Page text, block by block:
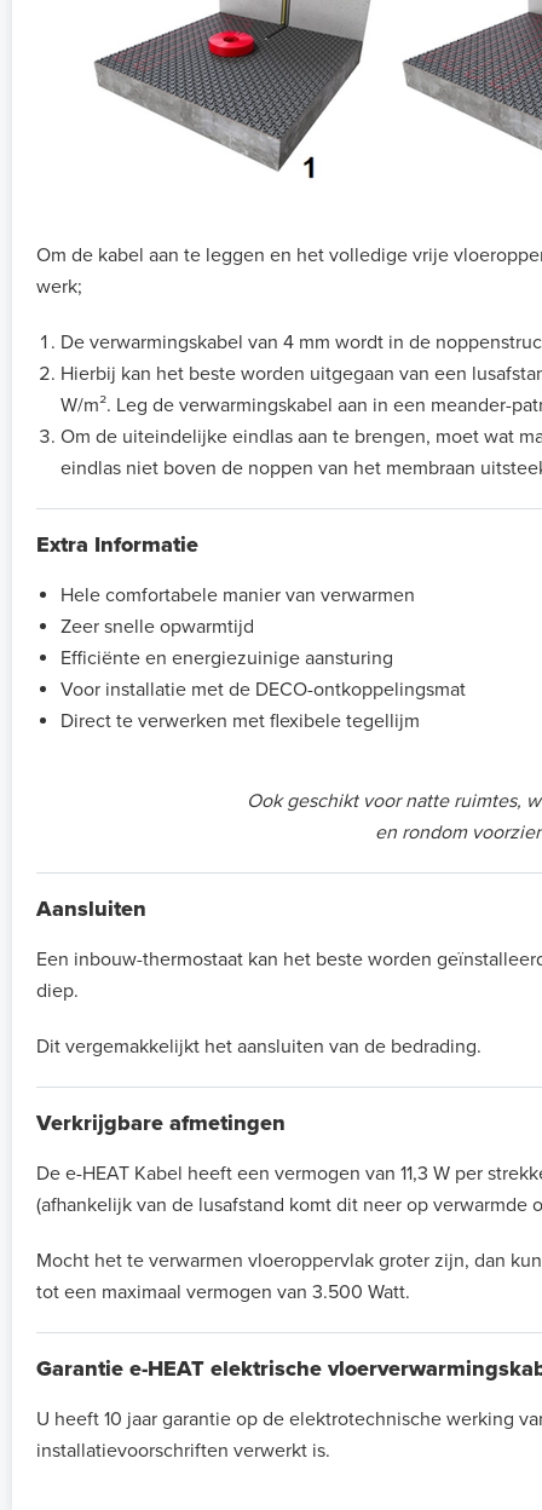
Om de kabel aan te leggen en het volledige vrije
werk;
De verwarmingskabel van 4 mm wordt in de
Hierbij kan het beste worden uitgegaan van een
W/m². Leg de verwarmingskabel aan in een meander-
Om de uiteindelijke eindlas aan te brengen, moet wat
eindlas niet boven de noppen van het membraan
Extra Informatie
Hele comfortabele manier van verwarmen
Zeer snelle opwarmtijd
Efficiënte en energiezuinige aansturing
Voor installatie met de DECO-ontkoppelingsmat
Direct te verwerken met flexibele tegellijm
Ook geschikt voor natte ruimtes,
en rondom
Aansluiten
Een inbouw-thermostaat kan het beste worden
diep.
Dit vergemakkelijkt het aansluiten van de bedrading.
Verkrijgbare afmetingen
De e-HEAT Kabel heeft een vermogen van 11,3 W per
(afhankelijk van de lusafstand komt dit neer op verwarmde
Mocht het te verwarmen vloeroppervlak groter zijn, dan
tot een maximaal vermogen van 3.500 Watt.
Garantie e-HEAT elektrische
U heeft 10 jaar garantie op de elektrotechnische werking
installatievoorschriften verwerkt is.